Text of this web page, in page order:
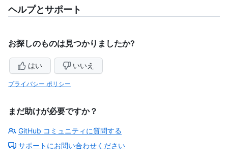
ヘルプとサポート
お探しのものは見つかりましたか?
はい いいえ
プライバシー ポリシー
まだ助けが必要ですか？
GitHub コミュニティに質問する
サポートにお問い合わせください